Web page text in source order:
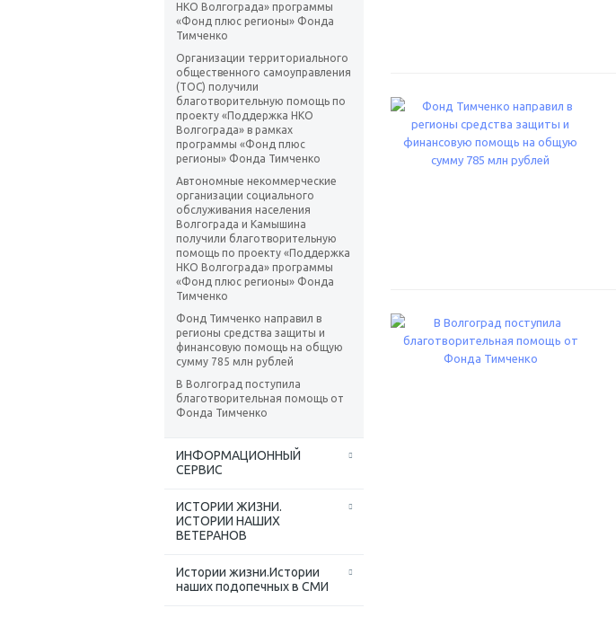
НКО Волгограда» программы
«Фонд плюс регионы» Фонда
Тимченко
Организации территориального
общественного самоуправления
(ТОС) получили
благотворительную помощь по
проекту «Поддержка НКО
Волгограда» в рамках
программы «Фонд плюс
регионы» Фонда Тимченко
Автономные некоммерческие
организации социального
обслуживания населения
Волгограда и Камышина
получили благотворительную
помощь по проекту «Поддержка
НКО Волгограда» программы
«Фонд плюс регионы» Фонда
Тимченко
Фонд Тимченко направил в
регионы средства защиты и
финансовую помощь на общую
сумму 785 млн рублей
В Волгоград поступила
благотворительная помощь от
Фонда Тимченко
ИНФОРМАЦИОННЫЙ
СЕРВИС
ИСТОРИИ ЖИЗНИ.
ИСТОРИИ НАШИХ
ВЕТЕРАНОВ
Истории жизни.Истории
наших подопечных в СМИ